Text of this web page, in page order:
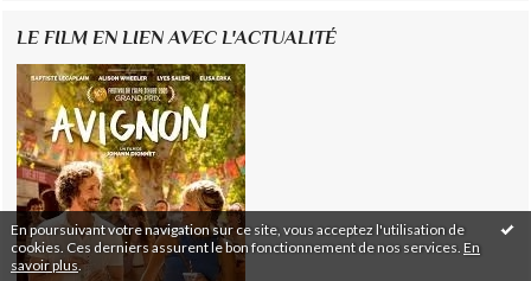
En poursuivant votre navigation sur ce site, vous acceptez l'utilisation de
cookies. Ces derniers assurent le bon fonctionnement de nos services. En
savoir plus.
LE FILM EN LIEN AVEC L'ACTUALITÉ